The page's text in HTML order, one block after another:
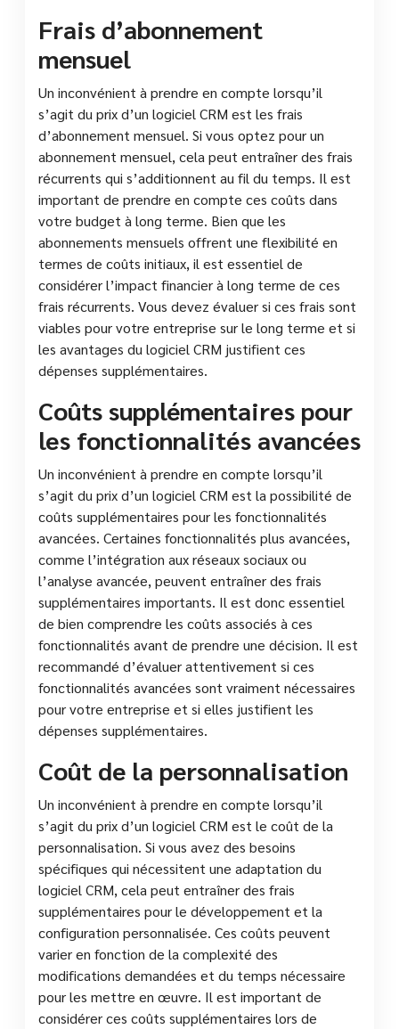
Frais d’abonnement
mensuel
Un inconvénient à prendre en compte lorsqu’il
s’agit du prix d’un logiciel CRM est les frais
d’abonnement mensuel. Si vous optez pour un
abonnement mensuel, cela peut entraîner des frais
récurrents qui s’additionnent au fil du temps. Il est
important de prendre en compte ces coûts dans
votre budget à long terme. Bien que les
abonnements mensuels offrent une flexibilité en
termes de coûts initiaux, il est essentiel de
considérer l’impact financier à long terme de ces
frais récurrents. Vous devez évaluer si ces frais sont
viables pour votre entreprise sur le long terme et si
les avantages du logiciel CRM justifient ces
dépenses supplémentaires.
Coûts supplémentaires pour
les fonctionnalités avancées
Un inconvénient à prendre en compte lorsqu’il
s’agit du prix d’un logiciel CRM est la possibilité de
coûts supplémentaires pour les fonctionnalités
avancées. Certaines fonctionnalités plus avancées,
comme l’intégration aux réseaux sociaux ou
l’analyse avancée, peuvent entraîner des frais
supplémentaires importants. Il est donc essentiel
de bien comprendre les coûts associés à ces
fonctionnalités avant de prendre une décision. Il est
recommandé d’évaluer attentivement si ces
fonctionnalités avancées sont vraiment nécessaires
pour votre entreprise et si elles justifient les
dépenses supplémentaires.
Coût de la personnalisation
Un inconvénient à prendre en compte lorsqu’il
s’agit du prix d’un logiciel CRM est le coût de la
personnalisation. Si vous avez des besoins
spécifiques qui nécessitent une adaptation du
logiciel CRM, cela peut entraîner des frais
supplémentaires pour le développement et la
configuration personnalisée. Ces coûts peuvent
varier en fonction de la complexité des
modifications demandées et du temps nécessaire
pour les mettre en œuvre. Il est important de
considérer ces coûts supplémentaires lors de